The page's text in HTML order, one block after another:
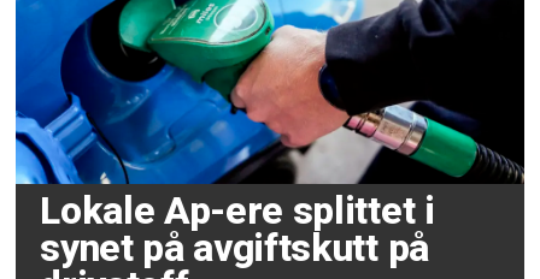
Lokale Ap-ere splittet i
synet på avgiftskutt på